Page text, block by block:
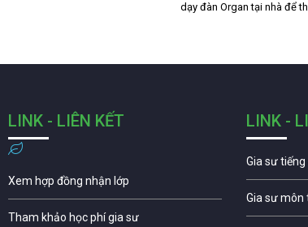
dạy đàn Organ tại nhà để
LINK - LIÊN KẾT
Xem hợp đồng nhận lớp
Tham khảo học phí gia sư
LINK -
Gia sư tiếng
Gia sư môn